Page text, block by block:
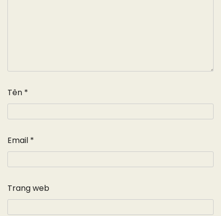
Tên *
Email *
Trang web